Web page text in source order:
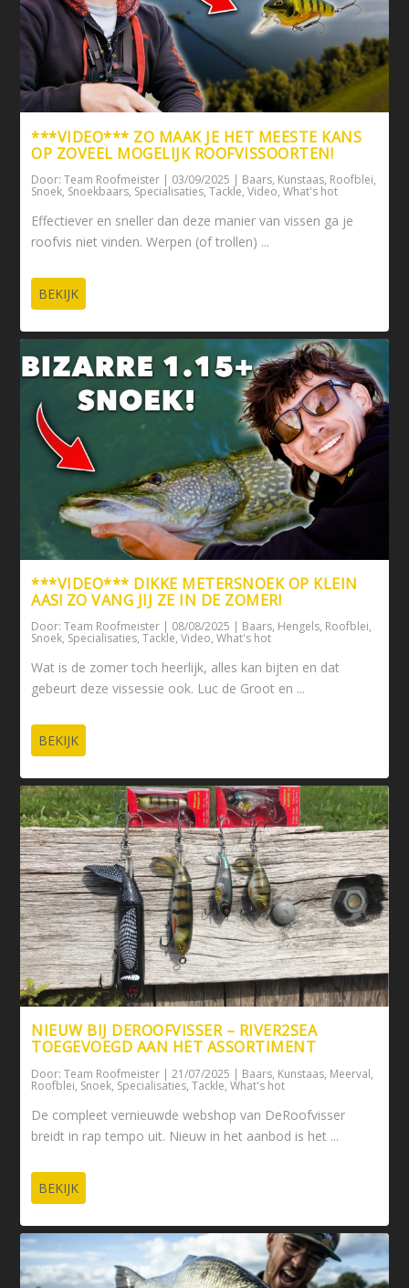
***VIDEO*** ZO MAAK JE HET MEESTE KANS
OP ZOVEEL MOGELIJK ROOFVISSOORTEN!
Door:Team Roofmeister | 03/09/2025 | Baars, Kunstaas, Roofblei,
Snoek, Snoekbaars, Specialisaties,Tackle,Video,What's hot
Effectiever en sneller dan deze manier van vissen ga je
roofvis niet vinden. Werpen (of trollen) ...
BEKIJK
***VIDEO*** DIKKE METERSNOEK OP KLEIN
AAS! ZO VANG JIJ ZE IN DE ZOMER!
Door:Team Roofmeister | 08/08/2025 | Baars, Hengels, Roofblei,
Snoek, Specialisaties,Tackle,Video,What's hot
Wat is de zomer toch heerlijk, alles kan bijten en dat
gebeurt deze vissessie ook. Luc de Groot en ...
BEKIJK
NIEUW BIJ DEROOFVISSER – RIVER2SEA
TOEGEVOEGD AAN HET ASSORTIMENT
Door:Team Roofmeister |21/07/2025 | Baars, Kunstaas, Meerval,
Roofblei, Snoek, Specialisaties,Tackle,What's hot
De compleet vernieuwde webshop van DeRoofvisser
breidt in rap tempo uit. Nieuw in het aanbod is het ...
BEKIJK